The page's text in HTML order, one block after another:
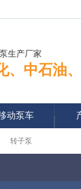
生产厂家
、中石油
动泵车
转子泵